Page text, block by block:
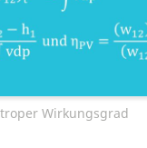
Wirkungsgrad